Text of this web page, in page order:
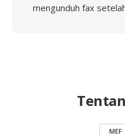
mengunduh fax
MEF